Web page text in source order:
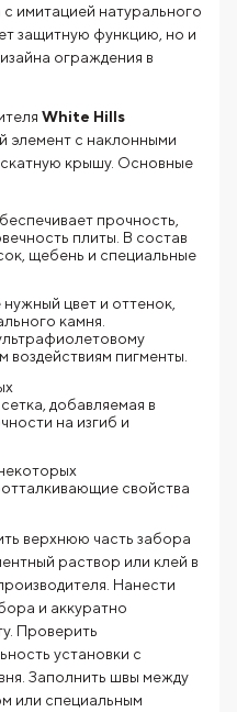
имитацией натурального
защитную функцию, но и
ограждения в
White Hills
элемент с наклонными
крышу. Основные
прочность,
плиты. В состав
щебень и специальные
цвет и оттенок,
камня.
пигменты.
добавляемая в
на изгиб и
свойства
верхнюю часть забора
раствор или клей в
Нанести
и аккуратно
Проверить
установки с
Заполнить швы между
или специальным